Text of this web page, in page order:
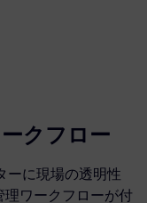
クフロー
ーに現場の透明性
ワークフローが付